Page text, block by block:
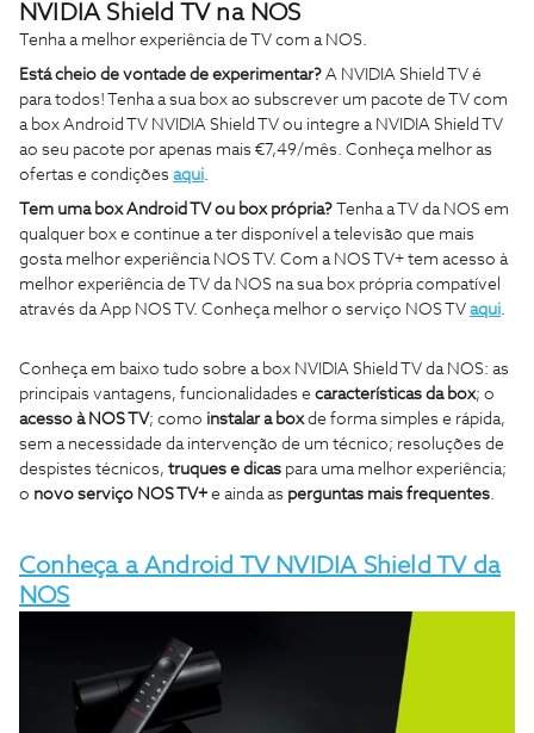
NVIDIA Shield TV na NOS
Tenha a melhor experiência de TV com a NOS.
Está cheio de vontade de experimentar? A NVIDIA Shield TV é
para todos! Tenha a sua box ao subscrever um pacote de TV com
a box Android TV NVIDIA Shield TV ou integre a NVIDIA Shield TV
ao seu pacote por apenas mais €7,49/mês. Conheça melhor as
ofertas e condições aqui.
Tem uma box Android TV ou box própria?
Tenha a TV da NOS em
qualquer box e continue a ter disponível a televisão que mais
gosta melhor experiência NOS TV. Com a NOS TV+ tem acesso à
melhor experiência de TV da NOS na sua box própria compatível
através da App NOS TV. Conheça melhor o serviço NOS TV aqui.
Conheça em baixo tudo sobre a box NVIDIA Shield TV da NOS: as
principais vantagens, funcionalidades e características da box; o
acesso à NOS TV; como instalar a boxde forma simples e rápida,
sem a necessidade da intervenção de um técnico; resoluções de
despistes técnicos, truques e dicas para uma melhor experiência;
o novo serviço NOS TV+ e ainda as perguntas mais frequentes.
Conheça a Android TV NVIDIA Shield TV da
NOS